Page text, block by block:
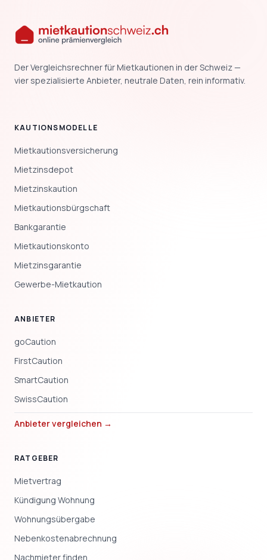
Der Vergleichsrechner für Mietkautionen in der Schweiz —
vier spezialisierte Anbieter, neutrale Daten, rein informativ.
KAUTIONSMODELLE
Mietkautionsversicherung
Mietzinsdepot
Mietzinskaution
Mietkautionsbürgschaft
Bankgarantie
Mietkautionskonto
Mietzinsgarantie
Gewerbe-Mietkaution
ANBIETER
goCaution
FirstCaution
SmartCaution
SwissCaution
Anbieter vergleichen →
RATGEBER
Mietvertrag
Kündigung Wohnung
Wohnungsübergabe
Nebenkostenabrechnung
Nachmieter finden